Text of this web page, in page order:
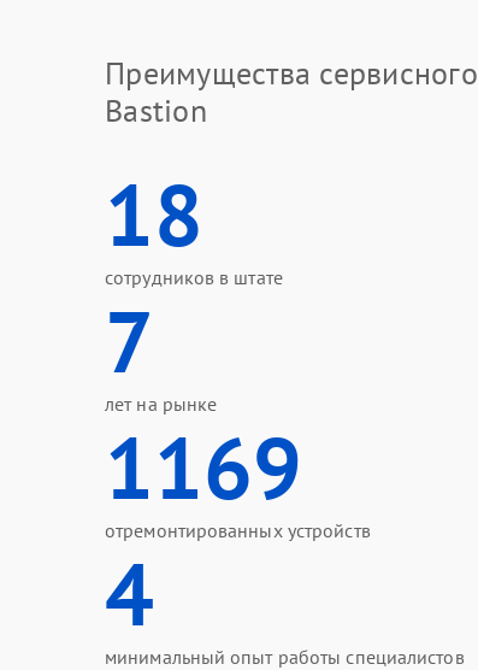
Для обращения достаточно позвонить
подскажут оптимальное решение.
Преимущества
Bastion
18
сотрудников в штате
7
лет на рынке
1169
отремонтированных устройств
4
минимальный опыт работы специалистов